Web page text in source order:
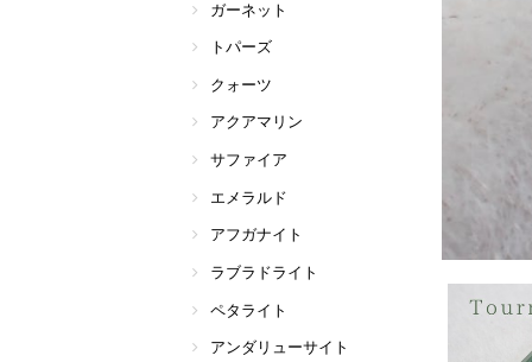
ガーネット
トパーズ
クォーツ
アクアマリン
サファイア
エメラルド
アフガナイト
ラブラドライト
ペタライト
アンダリューサイト